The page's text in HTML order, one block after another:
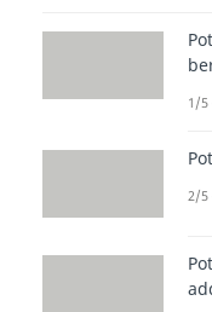
1/5
2/5